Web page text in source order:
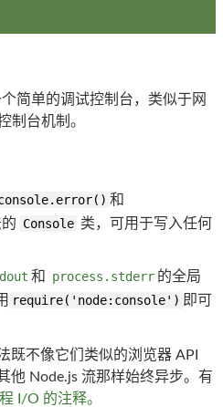
简单的调试控制台，类似于网
制台机制。
和
Console 类，可用于写入任何
和 process.stderr 的全局
require('node:console') 即可
既不像它们类似的浏览器 API
他 Node.js 流那样始终异步。有
I/O 的注释。